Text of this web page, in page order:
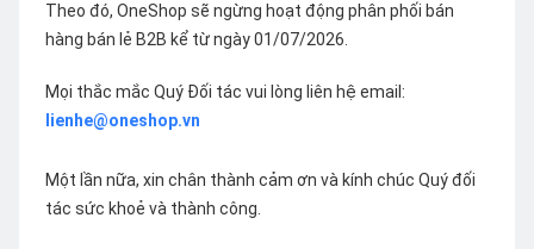
Theo đó, OneShop sẽ ngừng hoạt động phân phối bán
hàng bán lẻ B2B kể từ ngày 01/07/2026.
Mọi thắc mắc Quý Đối tác vui lòng liên hệ email:
lienhe@oneshop.vn
Một lần nữa, xin chân thành cảm ơn và kính chúc Quý đối
tác sức khoẻ và thành công.